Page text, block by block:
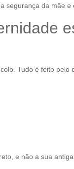
segurança da mãe e
Tudo é feito pelo
e não a sua